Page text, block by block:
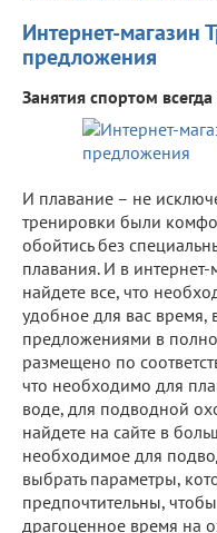
Интернет-магазин
предложения
Занятия спортом
И плавание – не
тренировки были
обойтись без
плавания. И в интернет-
найдете все, что
удобное для вас время,
предложениями в
размещено по
что необходимо для
воде, для подводной
найдете на сайте в
необходимое для
выбрать параметры,
предпочтительны,
драгоценное время на